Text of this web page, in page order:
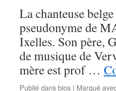
La chanteuse
pseudonyme de
Ixelles. Son père,
de musique de
mère est prof …
Publié dansbios | Marqué